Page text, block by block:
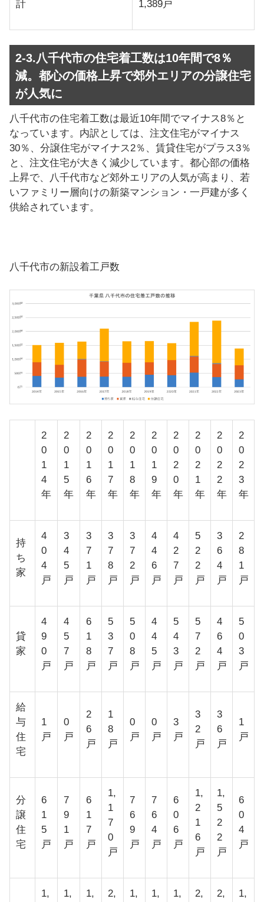
計 1,389戸
2-3.八千代市の住宅着工数は10年間で8％
減。都心の価格上昇で郊外エリアの分譲住宅
が人気に
八千代市の住宅着工数は最近10年間でマイナス8％と
なっています。内訳としては、注文住宅がマイナス
30％、分譲住宅がマイナス2％、賃貸住宅がプラス3％
と、注文住宅が大きく減少しています。都心部の価格
上昇で、八千代市など郊外エリアの人気が高まり、若
いファミリー層向けの新築マンション・一戸建が多く
供給されています。
八千代市の新設着工戸数
2
0
1
4
年
2
0
1
5
年
2
0
1
6
年
2
0
1
7
年
2
0
1
8
年
2
0
1
9
年
2
0
2
0
年
2
0
2
1
年
2
0
2
2
年
2
0
2
3
年
持
ち
家
4
0
4
戸
3
4
5
戸
3
7
1
戸
3
7
8
戸
3
7
2
戸
4
4
6
戸
4
2
7
戸
5
2
2
戸
3
6
4
戸
2
8
1
戸
貸
家
4
9
0
戸
4
5
7
戸
6
1
8
戸
5
3
7
戸
5
0
8
戸
4
4
5
戸
5
4
3
戸
5
7
2
戸
4
6
4
戸
5
0
3
戸
給
与
住
宅
1
戸
0
戸
2
6
戸
1
8
戸
0
戸
0
戸
3
戸
3
2
戸
3
6
戸
1
戸
分
譲
住
宅
6
1
5
戸
7
9
1
戸
6
1
7
戸
1,
1
7
0
戸
7
6
9
戸
7
6
4
戸
6
0
6
戸
1,
2
1
6
戸
1,
5
2
2
戸
6
0
4
戸
1,
1,
1,
2,
1,
1,
1,
2,
2,
1,